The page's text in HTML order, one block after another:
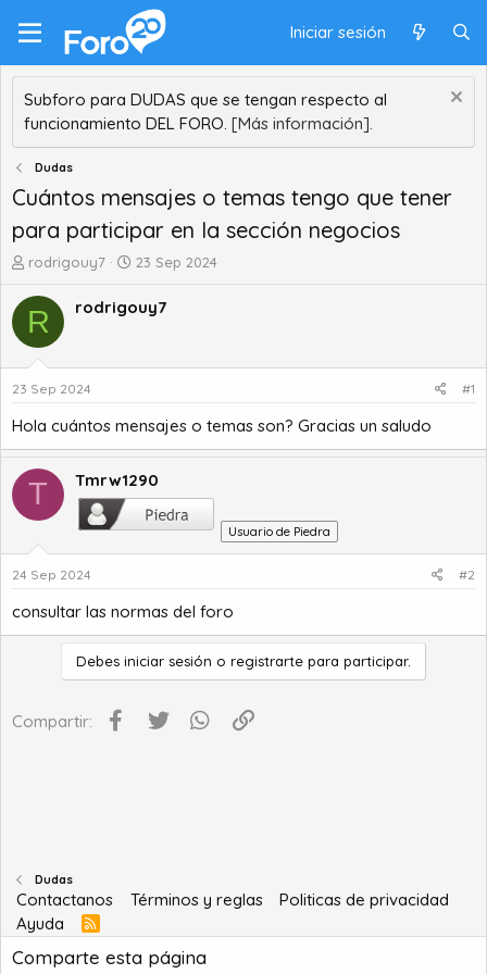
Iniciar sesión
Subforo para DUDAS que se tengan respecto al
funcionamiento DEL FORO. [Más información].
Dudas
Cuántos mensajes o temas tengo que tener
para participar en la sección negocios
A
t
o
r
d
e
e
m
a
rodrigouy7
F
c
d
n
i
i
23 Sep 2024
R rodrigouy7
23 Sep 2024 #1
Hola cuántos mensajes o temas son? Gracias un saludo
T Tmrw1290
Usuario de Piedra
24 Sep 2024 #2
consultar las normas del foro
Debes iniciar sesión o registrarte para participar.
Compartir: Facebook
Twitter WhatsApp
Dudas
Contactanos Términos y reglas
Politicas de privacidad
Ayuda
R
S
S
Comparte esta página